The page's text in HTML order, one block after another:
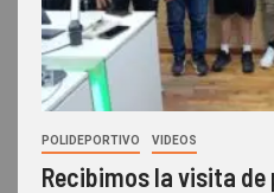
POLIDEPORTIVO VIDEOS
Recibimos la visita